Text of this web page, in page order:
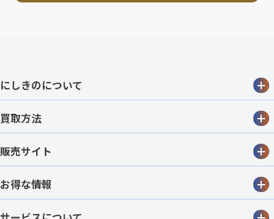
にしきのについて
買取方法
販売サイト
お得な情報